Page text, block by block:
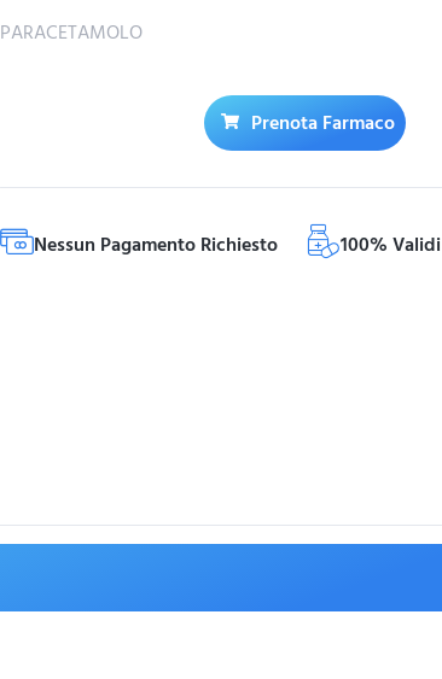
PARACETAMOLO
Prenota Farmaco
Nessun Pagamento Richiesto 100% Validi